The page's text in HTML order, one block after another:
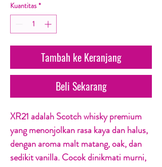
Kuantitas *
Tambah ke Keranjang
Beli Sekarang
XR21 adalah Scotch whisky premium
yang menonjolkan rasa kaya dan halus,
dengan aroma malt matang, oak, dan
sedikit vanilla. Cocok dinikmati murni,